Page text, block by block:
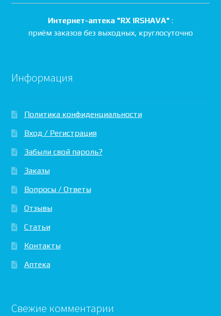
Интернет-аптека "RX IRSHAVA" :
приём заказов без выходных, круглосуточно
Информация
Политика конфиденциальности
Вход / Регистрация
Забыли свой пароль?
Заказы
Вопросы / Ответы
Отзывы
Статьи
Контакты
Аптека
Свежие комментарии